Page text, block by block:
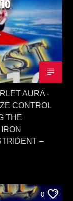
AURA -
CONTROL
THE
–
0